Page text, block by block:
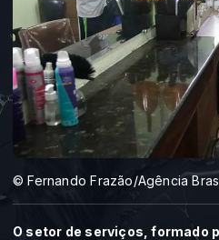
© Fernando Frazão/Agência
O setor de serviços, formado